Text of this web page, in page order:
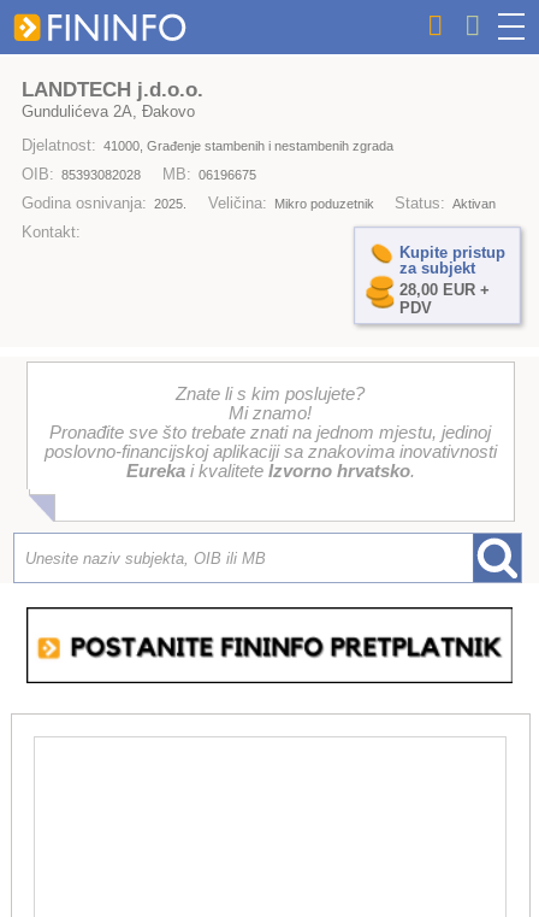
LANDTECH j.d.o.o.
Gundulićeva 2A, Đakovo
Djelatnost: 41000, Građenje stambenih i nestambenih zgrada
OIB: 85393082028 MB: 06196675
Godina osnivanja: 2025. Veličina: Mikro poduzetnik Status: Aktivan
Kontakt:
Kupite pristup
za subjekt
28,00 EUR +
PDV
Znate li s kim poslujete?
Mi znamo!
Pronađite sve što trebate znati na jednom mjestu, jedinoj
poslovno-financijskoj aplikaciji sa znakovima inovativnosti
Eurekai kvalitete Izvorno hrvatsko.